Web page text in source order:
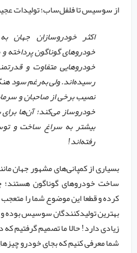
از سوسیس تا فلفل‌ساب؛ تولیدات
اکثر خودروسازان
خودرو‌های گوناگون پرداخته و
خودرو‌هایی متفاوت و
رسیده‌اند. ولی به‌رغم سود
نصیب برخی از صاحبان و
خودروساز می‌کند؛ آن‌ها
بیشتر به سراغ ساخت و
رفته‌اند!
بسیاری از کمپانی‌های مشهور جهان
ساخت خودرو‌های گوناگون هستند؛
کرده و قطعا این موضوع شما را
بهترین تولیدکنندگان سوسیس
شما معرفی کنیم که بجای خودرو